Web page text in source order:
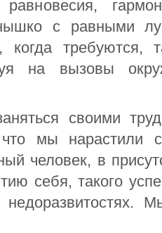
с равными
когда требуются,
на вызовы
своими
мы нарастили
человек, в
себя, такого
недоразвитостях.